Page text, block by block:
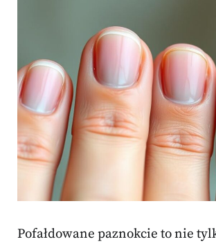
Pofałdowane paznokcie to nie